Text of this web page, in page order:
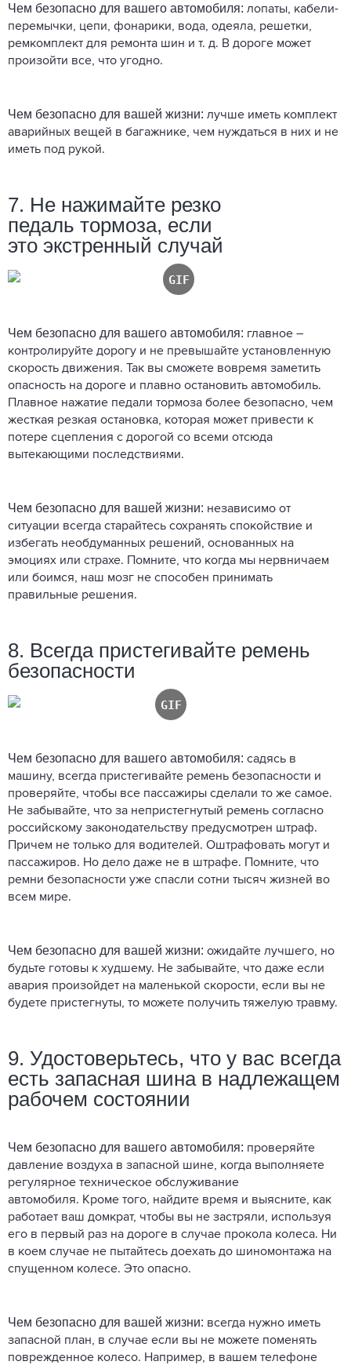
Чем безопасно для вашего автомобиля: лопаты, кабели-
перемычки, цепи, фонарики, вода, одеяла, решетки,
ремкомплект для ремонта шин и т. д. В дороге может
произойти все, что угодно.
Чем безопасно для вашей жизни: лучше иметь комплект
аварийных вещей в багажнике, чем нуждаться в них и не
иметь под рукой.
7. Не нажимайте резко
педаль тормоза, если
это экстренный случай
Чем безопасно для вашего автомобиля: главное –
контролируйте дорогу и не превышайте установленную
скорость движения. Так вы сможете вовремя заметить
опасность на дороге и плавно остановить автомобиль.
Плавное нажатие педали тормоза более безопасно, чем
жесткая резкая остановка, которая может привести к
потере сцепления с дорогой со всеми отсюда
вытекающими последствиями.
Чем безопасно для вашей жизни: независимо от
ситуации всегда старайтесь сохранять спокойствие и
избегать необдуманных решений, основанных на
эмоциях или страхе. Помните, что когда мы нервничаем
или боимся, наш мозг не способен принимать
правильные решения.
8. Всегда пристегивайте ремень
безопасности
Чем безопасно для вашего автомобиля: садясь в
машину, всегда пристегивайте ремень безопасности и
проверяйте, чтобы все пассажиры сделали то же самое.
Не забывайте, что за непристегнутый ремень согласно
российскому законодательству предусмотрен штраф.
Причем не только для водителей. Оштрафовать могут и
пассажиров. Но дело даже не в штрафе. Помните, что
ремни безопасности уже спасли сотни тысяч жизней во
всем мире.
Чем безопасно для вашей жизни: ожидайте лучшего, но
будьте готовы к худшему. Не забывайте, что даже если
авария произойдет на маленькой скорости, если вы не
будете пристегнуты, то можете получить тяжелую травму.
9. Удостоверьтесь, что у вас всегда
есть запасная шина в надлежащем
рабочем состоянии
Чем безопасно для вашего автомобиля: проверяйте
давление воздуха в запасной шине, когда выполняете
регулярное техническое обслуживание
автомобиля. Кроме того, найдите время и выясните, как
работает ваш домкрат, чтобы вы не застряли, используя
его в первый раз на дороге в случае прокола колеса. Ни
в коем случае не пытайтесь доехать до шиномонтажа на
спущенном колесе. Это опасно.
Чем безопасно для вашей жизни: всегда нужно иметь
запасной план, в случае если вы не можете поменять
поврежденное колесо. Например, в вашем телефоне